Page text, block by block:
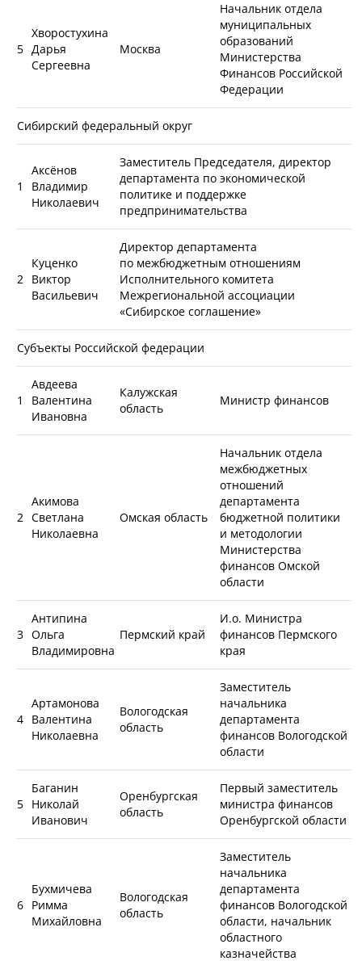
5
Хворостухина
Дарья
Сергеевна
Москва
Начальник отдела
муниципальных
образований
Министерства
Финансов Российской
Федерации
Сибирский федеральный округ
1
Аксёнов
Владимир
Николаевич
Заместитель Председателя, директор
департамента по экономической
политике и поддержке
предпринимательства
2
Куценко
Виктор
Васильевич
Директор департамента
по межбюджетным отношениям
Исполнительного комитета
Межрегиональной ассоциации
«Сибирское соглашение»
Субъекты Российской федерации
1
Авдеева
Валентина
Ивановна
Калужская
область
Министр финансов
2
Акимова
Светлана
Николаевна
Омская область
Начальник отдела
межбюджетных
отношений
департамента
бюджетной политики
и методологии
Министерства
финансов Омской
области
3
Антипина
Ольга
Владимировна
Пермский край
И.о. Министра
финансов Пермского
края
4
Артамонова
Валентина
Николаевна
Вологодская
область
Заместитель
начальника
департамента
финансов Вологодской
области
5
Баганин
Николай
Иванович
Оренбургская
область
Первый заместитель
министра финансов
Оренбургской области
6
Бухмичева
Римма
Михайловна
Вологодская
область
Заместитель
начальника
департамента
финансов Вологодской
области, начальник
областного
казначейства